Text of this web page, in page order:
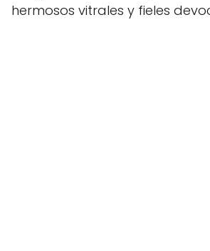
hermosos vitrales y fieles